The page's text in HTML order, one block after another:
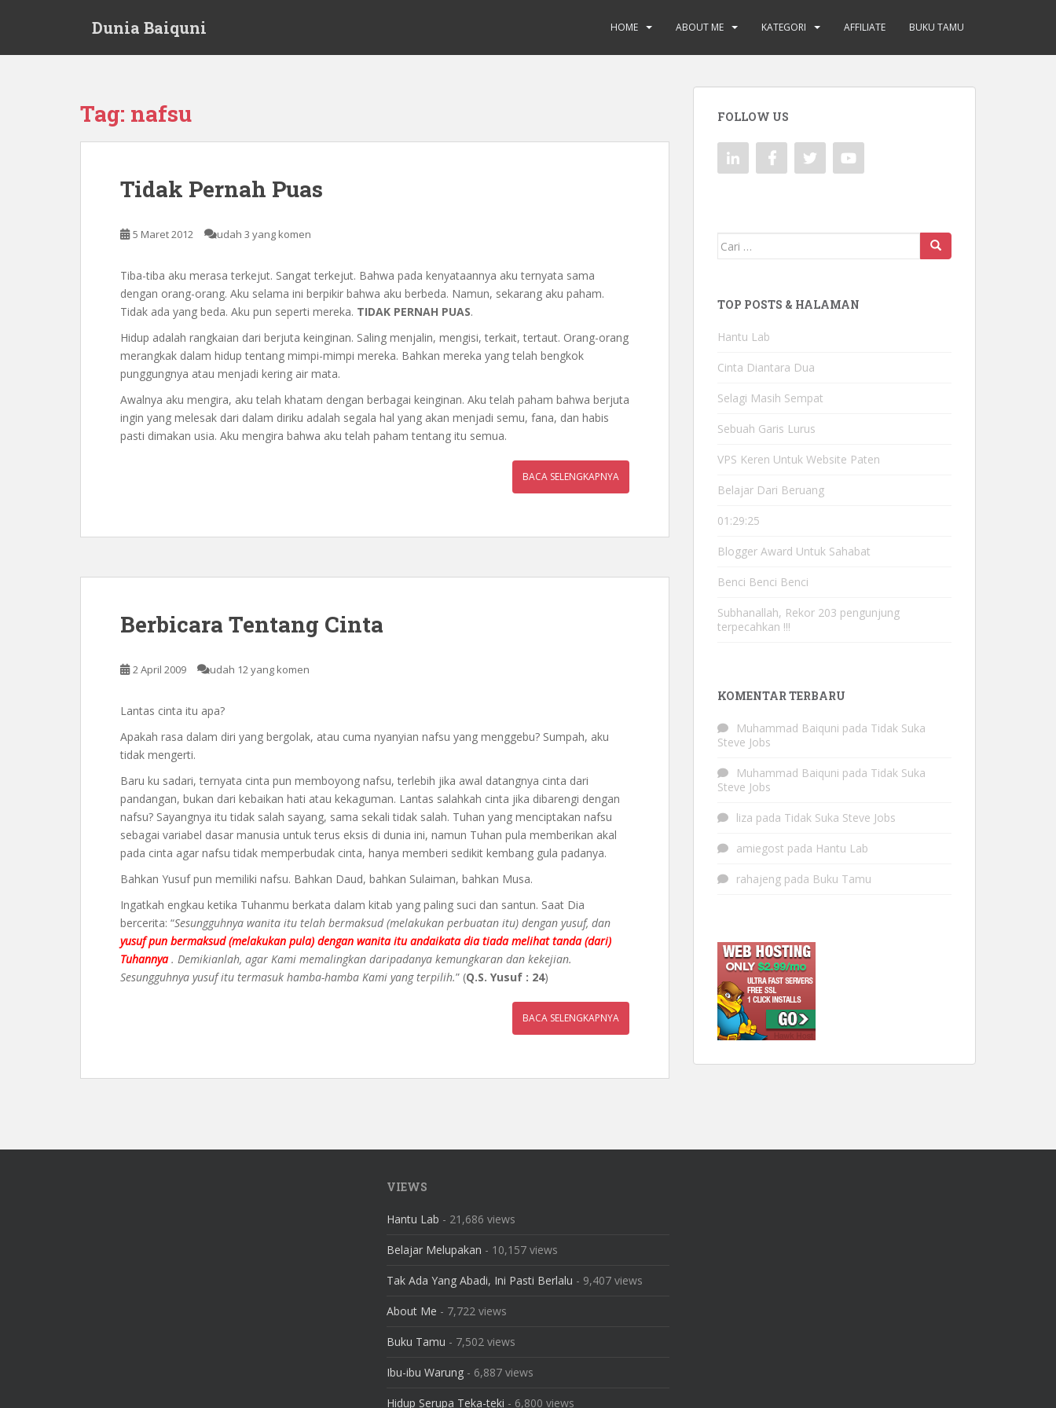
Dunia Baiquni HOME ABOUT ME KATEGORI AFFILIATE BUKU TAMU
Tag: nafsu
Tidak Pernah Puas
5 Maret 2012 udah 3 yang komen
Tiba-tiba aku merasa terkejut. Sangat terkejut. Bahwa pada kenyataannya aku ternyata sama
dengan orang-orang. Aku selama ini berpikir bahwa aku berbeda. Namun, sekarang aku paham.
Tidak ada yang beda. Aku pun seperti mereka. TIDAK PERNAH PUAS.
Hidup adalah rangkaian dari berjuta keinginan. Saling menjalin, mengisi, terkait, tertaut. Orang-orang
merangkak dalam hidup tentang mimpi-mimpi mereka. Bahkan mereka yang telah bengkok
punggungnya atau menjadi kering air mata.
Awalnya aku mengira, aku telah khatam dengan berbagai keinginan. Aku telah paham bahwa berjuta
ingin yang melesak dari dalam diriku adalah segala hal yang akan menjadi semu, fana, dan habis
pasti dimakan usia. Aku mengira bahwa aku telah paham tentang itu semua.
BACA SELENGKAPNYA
Berbicara Tentang Cinta
2 April 2009 udah 12 yang komen
Lantas cinta itu apa?
Apakah rasa dalam diri yang bergolak, atau cuma nyanyian nafsu yang menggebu? Sumpah, aku
tidak mengerti.
Baru ku sadari, ternyata cinta pun memboyong nafsu, terlebih jika awal datangnya cinta dari
pandangan, bukan dari kebaikan hati atau kekaguman. Lantas salahkah cinta jika dibarengi dengan
nafsu? Sayangnya itu tidak salah sayang, sama sekali tidak salah. Tuhan yang menciptakan nafsu
sebagai variabel dasar manusia untuk terus eksis di dunia ini, namun Tuhan pula memberikan akal
pada cinta agar nafsu tidak memperbudak cinta, hanya memberi sedikit kembang gula padanya.
Bahkan Yusuf pun memiliki nafsu. Bahkan Daud, bahkan Sulaiman, bahkan Musa.
Ingatkah engkau ketika Tuhanmu berkata dalam kitab yang paling suci dan santun. Saat Dia
bercerita: “Sesungguhnya wanita itu telah bermaksud (melakukan perbuatan itu) dengan yusuf, dan
yusuf pun bermaksud (melakukan pula) dengan wanita itu andaikata dia tiada melihat tanda (dari)
Tuhannya. Demikianlah, agar Kami memalingkan daripadanya kemungkaran dan kekejian.
Sesungguhnya yusuf itu termasuk hamba-hamba Kami yang terpilih.” (Q.S. Yusuf : 24)
BACA SELENGKAPNYA
FOLLOW US
Mencari:
TOP POSTS & HALAMAN
Hantu Lab
Cinta Diantara Dua
Selagi Masih Sempat
Sebuah Garis Lurus
VPS Keren Untuk Website Paten
Belajar Dari Beruang
01:29:25
Blogger Award Untuk Sahabat
Benci Benci Benci
Subhanallah, Rekor 203 pengunjung
terpecahkan !!!
KOMENTAR TERBARU
Muhammad Baiquni pada Tidak Suka
Steve Jobs
Muhammad Baiquni pada Tidak Suka
Steve Jobs
liza pada Tidak Suka Steve Jobs
amiegost pada Hantu Lab
rahajeng pada Buku Tamu
VIEWS
Hantu Lab - 21,686 views
Belajar Melupakan - 10,157 views
Tak Ada Yang Abadi, Ini Pasti Berlalu - 9,407 views
About Me - 7,722 views
Buku Tamu - 7,502 views
Ibu-ibu Warung - 6,887 views
Hidup Serupa Teka-teki - 6,800 views